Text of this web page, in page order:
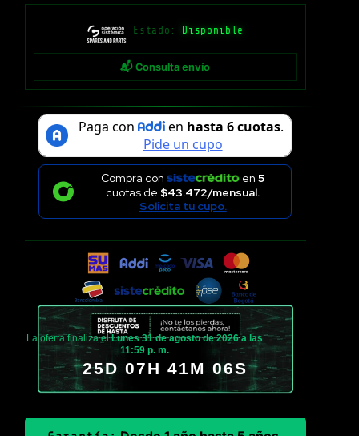
Estado: Disponible
📬 Consulta envío
Compra con en5
cuotas de $43.472/mensual.
Solicita tu cupo.
La oferta finaliza elLunes 31 de agosto de 2026 a las
11:59 p. m.
25D 07H 41M 06S